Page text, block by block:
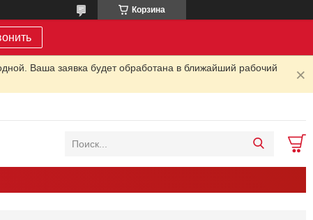
Корзина
Ваша заявка будет обработана в ближайший рабочий